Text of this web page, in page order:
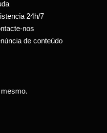
24h/7
nos
de conteúdo